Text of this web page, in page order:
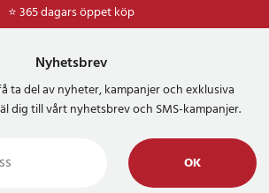
⭐ 365 dagars öppet köp
Nyhetsbrev
ta del av nyheter, kampanjer och exklusiva
dig till vårt nyhetsbrev och SMS-kampanjer.
OK